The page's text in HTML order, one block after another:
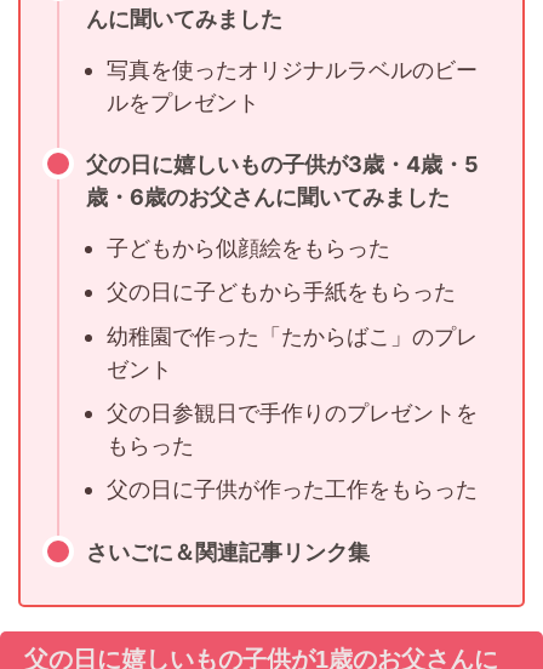
んに聞いてみました
写真を使ったオリジナルラベルのビー
ルをプレゼント
父の日に嬉しいもの子供が3歳・4歳・5
歳・6歳のお父さんに聞いてみました
子どもから似顔絵をもらった
父の日に子どもから手紙をもらった
幼稚園で作った「たからばこ」のプレ
ゼント
父の日参観日で手作りのプレゼントを
もらった
父の日に子供が作った工作をもらった
さいごに＆関連記事リンク集
父の日に嬉しいもの子供が1歳のお父さんに